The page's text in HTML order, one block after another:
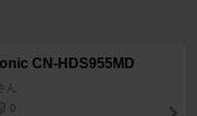
CN-HDS955MD
ん
0